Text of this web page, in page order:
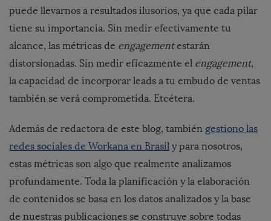
puede llevarnos a resultados ilusorios, ya que cada pilar
tiene su importancia. Sin medir efectivamente tu
alcance, las métricas de engagementestarán
distorsionadas. Sin medir eficazmente el engagement,
la capacidad de incorporar leads a tu embudo de ventas
también se verá comprometida. Etcétera.
Además de redactora de este blog, también gestiono las
redes sociales de Workana en Brasil y para nosotros,
estas métricas son algo que realmente analizamos
profundamente. Toda la planificación y la elaboración
de contenidos se basa en los datos analizados y la base
de nuestras publicaciones se construye sobre todas